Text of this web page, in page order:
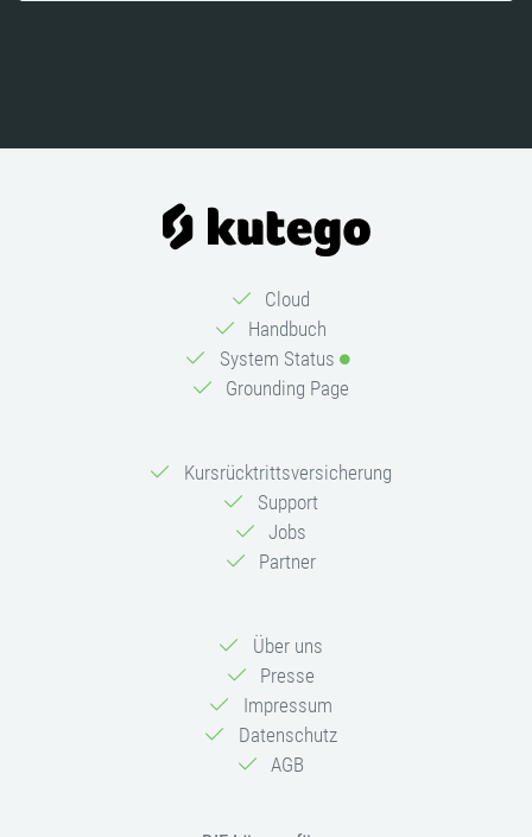
Cloud
Handbuch
System Status
Grounding Page
Kursrücktrittsversicherung
Support
Jobs
Partner
Über uns
Presse
Impressum
Datenschutz
AGB